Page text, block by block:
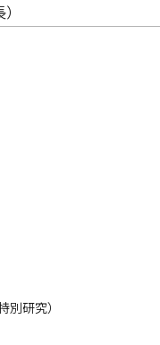
研究）